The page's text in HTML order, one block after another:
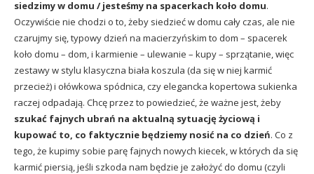
siedzimy w domu / jesteśmy na spacerkach koło domu.
Oczywiście nie chodzi o to, żeby siedzieć w domu cały czas, ale nie
czarujmy się, typowy dzień na macierzyńskim to dom – spacerek
koło domu – dom, i karmienie – ulewanie – kupy – sprzątanie, więc
zestawy w stylu klasyczna biała koszula (da się w niej karmić
przecież) i ołówkowa spódnica, czy elegancka kopertowa sukienka
raczej odpadają. Chcę przez to powiedzieć, że ważne jest, żeby
szukać fajnych ubrań na aktualną sytuację życiową i
kupować to, co faktycznie będziemy nosić na co dzień. Co z
tego, że kupimy sobie parę fajnych nowych kiecek, w których da się
karmić piersią, jeśli szkoda nam będzie je założyć do domu (czyli